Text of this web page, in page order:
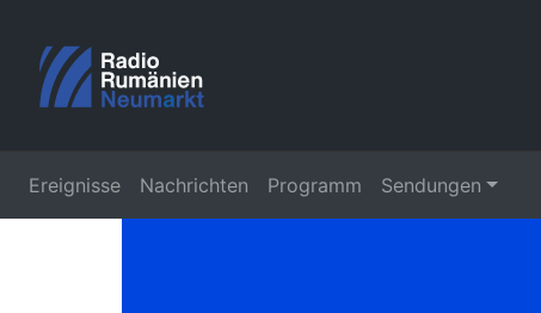
Ereignisse Nachrichten Programm Sendungen